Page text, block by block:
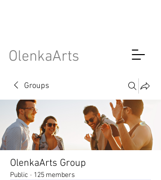
OlenkaArts
Groups
OlenkaArts Group
Public · 125 members